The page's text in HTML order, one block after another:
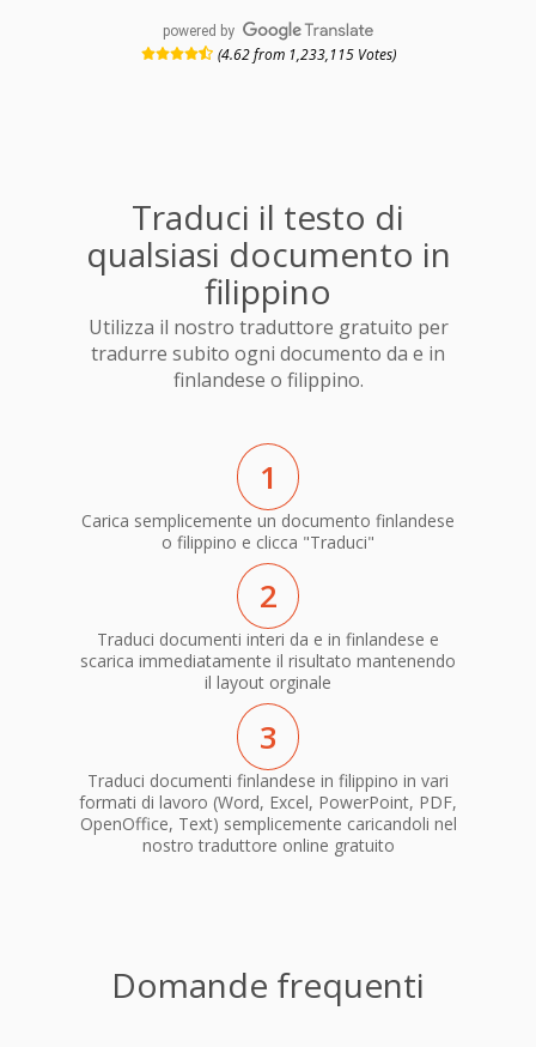
powered by
(4.62 from 1,233,115 Votes)
Traduci il testo di
qualsiasi documento in
filippino
Utilizza il nostro traduttore gratuito per
tradurre subito ogni documento da e in
finlandese o filippino.
1
Carica semplicemente un documento finlandese
o filippino e clicca "Traduci"
2
Traduci documenti interi da e in finlandese e
scarica immediatamente il risultato mantenendo
il layout orginale
3
Traduci documenti finlandese in filippino in vari
formati di lavoro (Word, Excel, PowerPoint, PDF,
OpenOffice, Text) semplicemente caricandoli nel
nostro traduttore online gratuito
Domande frequenti